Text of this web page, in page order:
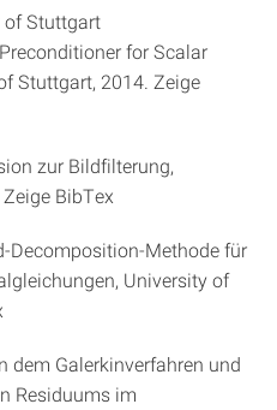
of Stuttgart
for Scalar
Stuttgart, 2014. Zeige
zur Bildfilterung,
BibTex
Decomposition-Methode für
University of
dem Galerkinverfahren und
Residuums im